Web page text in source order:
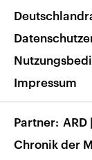
RSS
Impressum
Partner ARD |
Chronik der